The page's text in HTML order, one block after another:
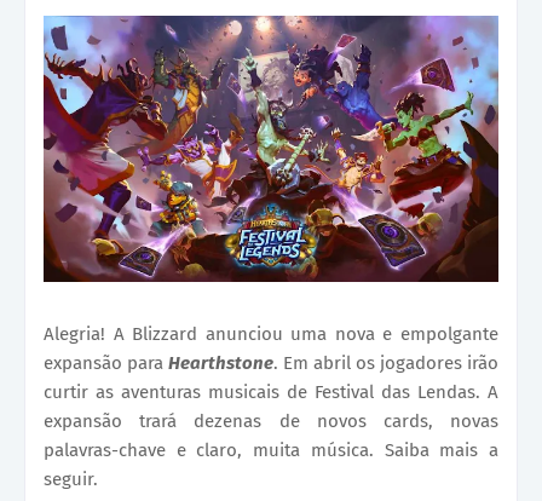
Alegria! A Blizzard anunciou uma nova e empolgante
expansão para Hearthstone. Em abril os jogadores irão
curtir as aventuras musicais de Festival das Lendas. A
expansão trará dezenas de novos cards, novas
palavras-chave e claro, muita música. Saiba mais a
seguir.